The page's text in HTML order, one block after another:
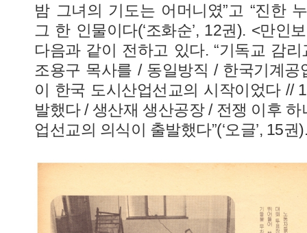
밤 그녀의 기도는 어머니였”고 “진한
그 한 인물이다(‘조화순’, 12권). <만인
다음과 같이 전하고 있다. “기독교 감
조용구 목사를 / 동일방직 / 한국기계
이 한국 도시산업선교의 시작이었다 //
발했다 / 생산재 생산공장 / 전쟁 이후
업선교의 의식이 출발했다”(‘오글’, 15권